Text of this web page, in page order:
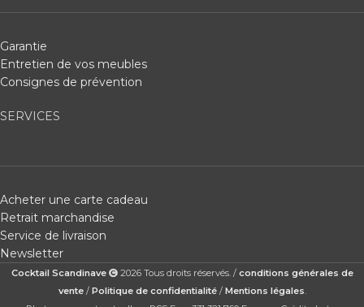
Garantie
Entretien de vos meubles
Consignes de prévention
SERVICES
Acheter une carte cadeau
Retrait marchandise
Service de livraison
Newsletter
Cocktail Scandinave 2026 Tous droits réservés. / conditions générales de
vente/ Politique de confidentialité/ Mentions légales.